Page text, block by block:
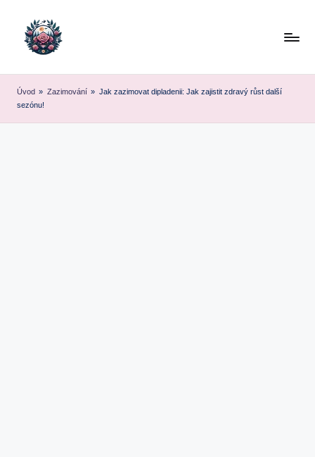
Úvod » Zazimování » Jak zazimovat dipladenii: Jak zajistit zdravý růst další
sezónu!